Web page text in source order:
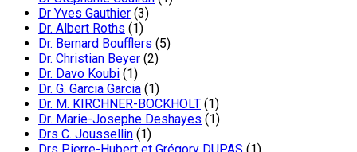
Dr Yves Gauthier (3)
Dr. Albert Roths (1)
Dr. Bernard Boufflers (5)
Dr. Christian Beyer (2)
Dr. Davo Koubi (1)
Dr. G. Garcia Garcia (1)
Dr. M. KIRCHNER-BOCKHOLT (1)
Dr. Marie-Josephe Deshayes (1)
Drs C. Joussellin (1)